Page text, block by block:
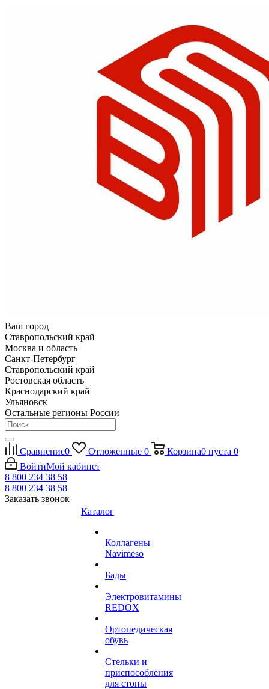
Ваш город
Ставропольский край
Москва и область
Санкт-Петербург
Ставропольский край
Ростовская область
Краснодарский край
Ульяновск
Остальные регионы России
Сравнение0 Отложенные 0 Корзина0 пуста 0
ВойтиМой кабинет
8 800 234 38 58
8 800 234 38 58
Заказать звонок
Каталог
Коллагены
Navimeso
Бады
Электровитамины
REDOX
Ортопедическая
обувь
Стельки и
приспособления
для стопы